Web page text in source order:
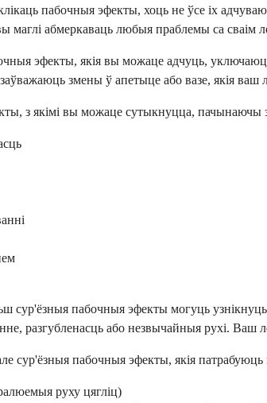
пабочныя эфекты, хоць не ўсе іх
маглі абмеркаваць любыя праблемы са сваім
эфекты, якія вы можаце адчуць,
змены ў апетыце або вазе, якія ваш
з якімі вы можаце сутыкнуцца,
пабочныя эфекты могуць
разгубленасць або незвычайныя рухі. Ваш
сур'ёзныя пабочныя эфекты, якія
руху цягліц)